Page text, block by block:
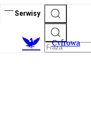
Serwisy
Cyfrowa